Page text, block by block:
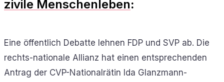
zivile Menschenleben:
Eine öffentlich Debatte lehnen FDP und SVP ab. Die
rechts-nationale Allianz hat einen entsprechenden
Antrag der CVP-Nationalrätin Ida Glanzmann-